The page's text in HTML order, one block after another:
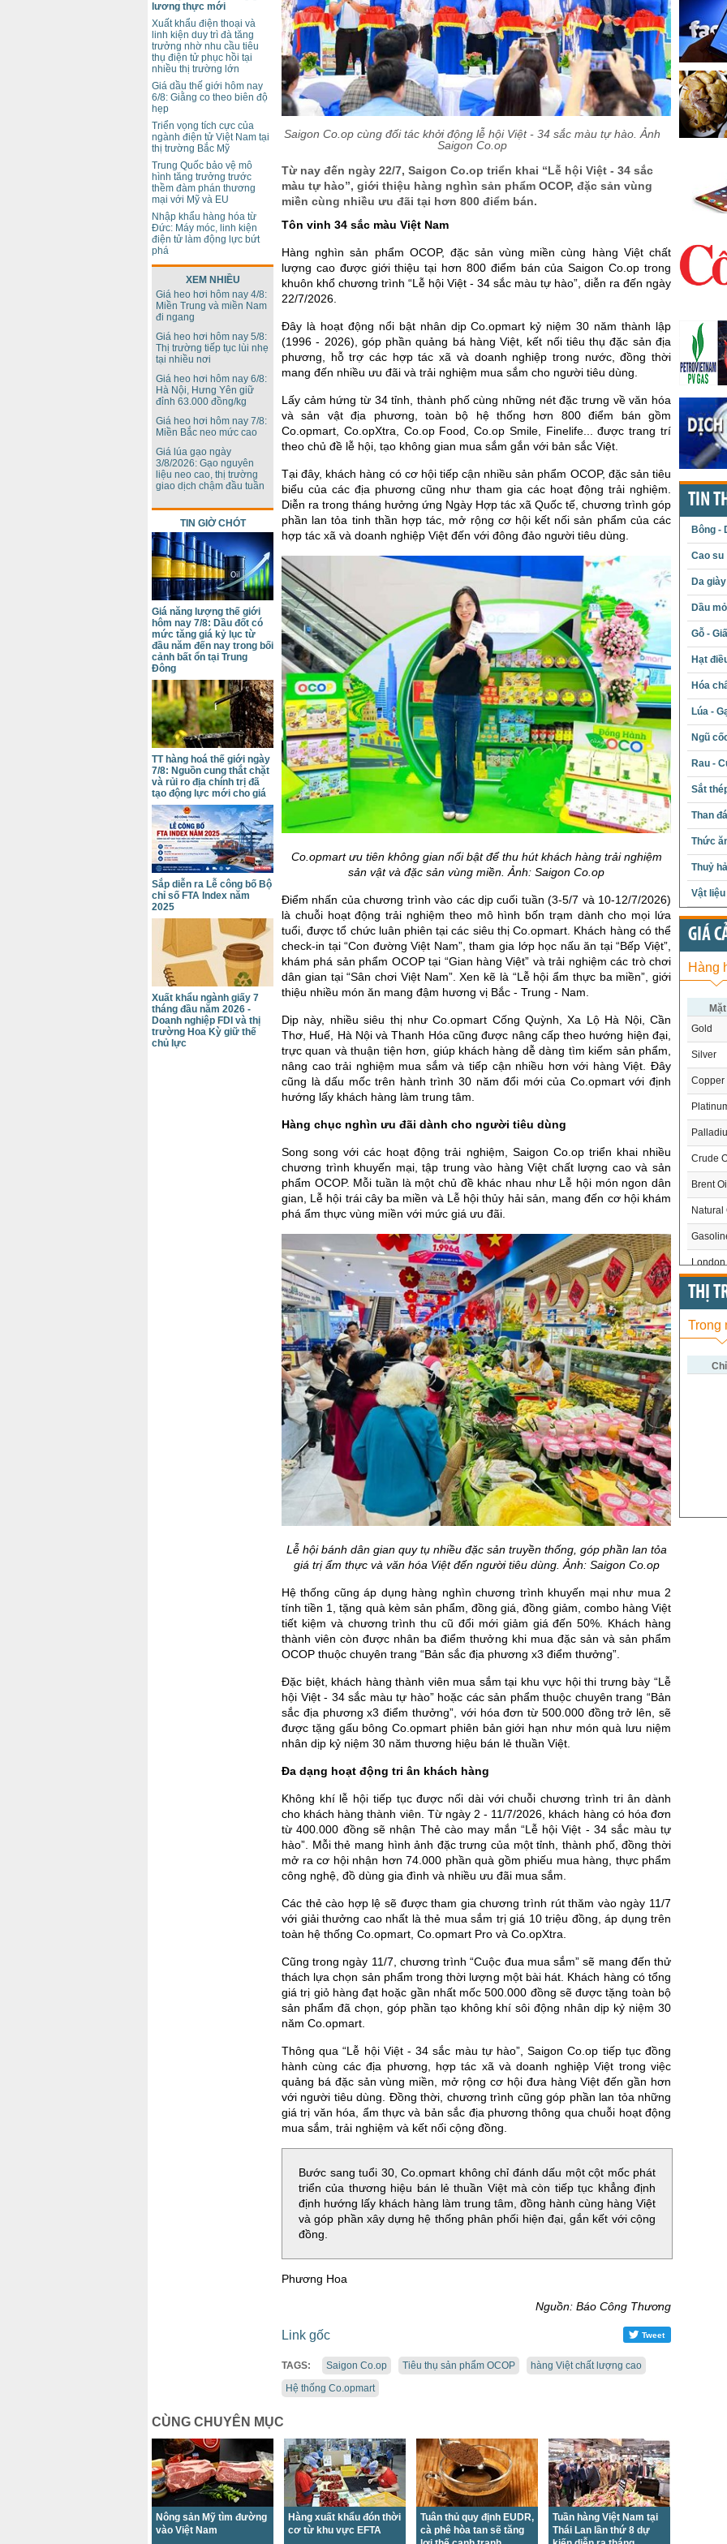
Saigon Co.op cùng đối tác khởi động lễ hội Việt - 34 sắc màu tự hào. Ảnh
Saigon Co.op
Từ nay đến ngày 22/7, Saigon Co.op triển khai “Lễ hội Việt - 34 sắc
màu tự hào”, giới thiệu hàng nghìn sản phẩm OCOP, đặc sản vùng
miền cùng nhiều ưu đãi tại hơn 800 điểm bán.
Tôn vinh 34 sắc màu Việt Nam
Hàng nghìn sản phẩm OCOP, đặc sản vùng miền cùng hàng Việt chất
lượng cao được giới thiệu tại hơn 800 điểm bán của Saigon Co.op trong
khuôn khổ chương trình “Lễ hội Việt - 34 sắc màu tự hào”, diễn ra đến ngày
22/7/2026.
Đây là hoạt động nổi bật nhân dịp Co.opmart kỷ niệm 30 năm thành lập
(1996 - 2026), góp phần quảng bá hàng Việt, kết nối tiêu thụ đặc sản địa
phương, hỗ trợ các hợp tác xã và doanh nghiệp trong nước, đồng thời
mang đến nhiều ưu đãi và trải nghiệm mua sắm cho người tiêu dùng.
Lấy cảm hứng từ 34 tỉnh, thành phố cùng những nét đặc trưng về văn hóa
và sản vật địa phương, toàn bộ hệ thống hơn 800 điểm bán gồm
Co.opmart, Co.opXtra, Co.op Food, Co.op Smile, Finelife... được trang trí
theo chủ đề lễ hội, tạo không gian mua sắm gắn với bản sắc Việt.
Tại đây, khách hàng có cơ hội tiếp cận nhiều sản phẩm OCOP, đặc sản tiêu
biểu của các địa phương cũng như tham gia các hoạt động trải nghiệm.
Diễn ra trong tháng hưởng ứng Ngày Hợp tác xã Quốc tế, chương trình góp
phần lan tỏa tinh thần hợp tác, mở rộng cơ hội kết nối sản phẩm của các
hợp tác xã và doanh nghiệp Việt đến với đông đảo người tiêu dùng.
Co.opmart ưu tiên không gian nổi bật để thu hút khách hàng trải nghiệm
sản vật và đặc sản vùng miền. Ảnh: Saigon Co.op
Điểm nhấn của chương trình vào các dịp cuối tuần (3-5/7 và 10-12/7/2026)
là chuỗi hoạt động trải nghiệm theo mô hình bốn trạm dành cho mọi lứa
tuổi, được tổ chức luân phiên tại các siêu thị Co.opmart. Khách hàng có thể
check-in tại “Con đường Việt Nam”, tham gia lớp học nấu ăn tại “Bếp Việt”,
khám phá sản phẩm OCOP tại “Gian hàng Việt” và trải nghiệm các trò chơi
dân gian tại “Sân chơi Việt Nam”. Xen kẽ là “Lễ hội ẩm thực ba miền”, giới
thiệu nhiều món ăn mang đậm hương vị Bắc - Trung - Nam.
Dịp này, nhiều siêu thị như Co.opmart Cống Quỳnh, Xa Lộ Hà Nội, Cần
Thơ, Huế, Hà Nội và Thanh Hóa cũng được nâng cấp theo hướng hiện đại,
trực quan và thuận tiện hơn, giúp khách hàng dễ dàng tìm kiếm sản phẩm,
nâng cao trải nghiệm mua sắm và tiếp cận nhiều hơn với hàng Việt. Đây
cũng là dấu mốc trên hành trình 30 năm đổi mới của Co.opmart với định
hướng lấy khách hàng làm trung tâm.
Hàng chục nghìn ưu đãi dành cho người tiêu dùng
Song song với các hoạt động trải nghiệm, Saigon Co.op triển khai nhiều
chương trình khuyến mại, tập trung vào hàng Việt chất lượng cao và sản
phẩm OCOP. Mỗi tuần là một chủ đề khác nhau như Lễ hội món ngon dân
gian, Lễ hội trái cây ba miền và Lễ hội thủy hải sản, mang đến cơ hội khám
phá ẩm thực vùng miền với mức giá ưu đãi.
Lễ hội bánh dân gian quy tụ nhiều đặc sản truyền thống, góp phần lan tỏa
giá trị ẩm thực và văn hóa Việt đến người tiêu dùng. Ảnh: Saigon Co.op
Hệ thống cũng áp dụng hàng nghìn chương trình khuyến mại như mua 2
tính tiền 1, tặng quà kèm sản phẩm, đồng giá, đồng giảm, combo hàng Việt
tiết kiệm và chương trình thu cũ đổi mới giảm giá đến 50%. Khách hàng
thành viên còn được nhân ba điểm thưởng khi mua đặc sản và sản phẩm
OCOP thuộc chuyên trang “Bản sắc địa phương x3 điểm thưởng”.
Đặc biệt, khách hàng thành viên mua sắm tại khu vực hội thi trưng bày “Lễ
hội Việt - 34 sắc màu tự hào” hoặc các sản phẩm thuộc chuyên trang “Bản
sắc địa phương x3 điểm thưởng”, với hóa đơn từ 500.000 đồng trở lên, sẽ
được tặng gấu bông Co.opmart phiên bản giới hạn như món quà lưu niệm
nhân dịp kỷ niệm 30 năm thương hiệu bán lẻ thuần Việt.
Đa dạng hoạt động tri ân khách hàng
Không khí lễ hội tiếp tục được nối dài với chuỗi chương trình tri ân dành
cho khách hàng thành viên. Từ ngày 2 - 11/7/2026, khách hàng có hóa đơn
từ 400.000 đồng sẽ nhận Thẻ cào may mắn “Lễ hội Việt - 34 sắc màu tự
hào”. Mỗi thẻ mang hình ảnh đặc trưng của một tỉnh, thành phố, đồng thời
mở ra cơ hội nhận hơn 74.000 phần quà gồm phiếu mua hàng, thực phẩm
công nghệ, đồ dùng gia đình và nhiều ưu đãi mua sắm.
Các thẻ cào hợp lệ sẽ được tham gia chương trình rút thăm vào ngày 11/7
với giải thưởng cao nhất là thẻ mua sắm trị giá 10 triệu đồng, áp dụng trên
toàn hệ thống Co.opmart, Co.opmart Pro và Co.opXtra.
Cũng trong ngày 11/7, chương trình “Cuộc đua mua sắm” sẽ mang đến thử
thách lựa chọn sản phẩm trong thời lượng một bài hát. Khách hàng có tổng
giá trị giỏ hàng đạt hoặc gần nhất mốc 500.000 đồng sẽ được tặng toàn bộ
sản phẩm đã chọn, góp phần tạo không khí sôi động nhân dịp kỷ niệm 30
năm Co.opmart.
Thông qua “Lễ hội Việt - 34 sắc màu tự hào”, Saigon Co.op tiếp tục đồng
hành cùng các địa phương, hợp tác xã và doanh nghiệp Việt trong việc
quảng bá đặc sản vùng miền, mở rộng cơ hội đưa hàng Việt đến gần hơn
với người tiêu dùng. Đồng thời, chương trình cũng góp phần lan tỏa những
giá trị văn hóa, ẩm thực và bản sắc địa phương thông qua chuỗi hoạt động
mua sắm, trải nghiệm và kết nối cộng đồng.
Bước sang tuổi 30, Co.opmart không chỉ đánh dấu một cột mốc phát
triển của thương hiệu bán lẻ thuần Việt mà còn tiếp tục khẳng định
định hướng lấy khách hàng làm trung tâm, đồng hành cùng hàng Việt
và góp phần xây dựng hệ thống phân phối hiện đại, gắn kết với cộng
đồng.
Phương Hoa
Nguồn: Báo Công Thương
Link gốc Tweet
TAGS: Saigon Co.op Tiêu thụ sản phẩm OCOP
hàng Việt chất lượng cao
Hệ thống Co.opmart
lương thực mới
Xuất khẩu điện thoại và
linh kiện duy trì đà tăng
trưởng nhờ nhu cầu tiêu
thụ điện tử phục hồi tại
nhiều thị trường lớn
Giá dầu thế giới hôm nay
6/8: Giằng co theo biên độ
hẹp
Triển vọng tích cực của
ngành điện tử Việt Nam tại
thị trường Bắc Mỹ
Trung Quốc bảo vệ mô
hình tăng trưởng trước
thềm đàm phán thương
mại với Mỹ và EU
Nhập khẩu hàng hóa từ
Đức: Máy móc, linh kiện
điện tử làm động lực bứt
phá
XEM NHIỀU
Giá heo hơi hôm nay 4/8:
Miền Trung và miền Nam
đi ngang
Giá heo hơi hôm nay 5/8:
Thị trường tiếp tục lùi nhẹ
tại nhiều nơi
Giá heo hơi hôm nay 6/8:
Hà Nội, Hưng Yên giữ
đỉnh 63.000 đồng/kg
Giá heo hơi hôm nay 7/8:
Miền Bắc neo mức cao
Giá lúa gạo ngày
3/8/2026: Gạo nguyên
liệu neo cao, thị trường
giao dịch chậm đầu tuần
TIN GIỜ CHÓT
Giá năng lượng thế giới
hôm nay 7/8: Dầu đốt có
mức tăng giá kỷ lục từ
đầu năm đến nay trong bối
cảnh bất ổn tại Trung
Đông
TT hàng hoá thế giới ngày
7/8: Nguồn cung thắt chặt
và rủi ro địa chính trị đã
tạo động lực mới cho giá
Sắp diễn ra Lễ công bố Bộ
chỉ số FTA Index năm
2025
Xuất khẩu ngành giấy 7
tháng đầu năm 2026 -
Doanh nghiệp FDI và thị
trường Hoa Kỳ giữ thế
chủ lực
CÙNG CHUYÊN MỤC
Nông sản Mỹ tìm đường
vào Việt Nam
Hàng xuất khẩu đón thời
cơ từ khu vực EFTA
Tuân thủ quy định EUDR,
cà phê hòa tan sẽ tăng
Tuần hàng Việt Nam tại
Thái Lan lần thứ 8 dự
TIN
Bông -
Cao su
Da giày
Dầu
Gỗ -
Hạt
Hóa
Lúa -
Ngũ
Rau -
Sắt
Than đá
Thức
Thuỷ
Vật
GIÁ
Hàng
Gold
Silver
Copper
Crude
Brent
Natural
London
US
US
US
THỊ
Trong